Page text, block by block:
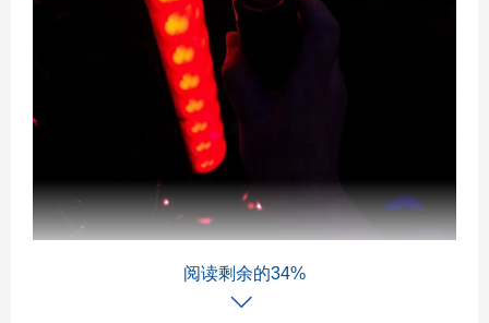
阅读剩余的34%